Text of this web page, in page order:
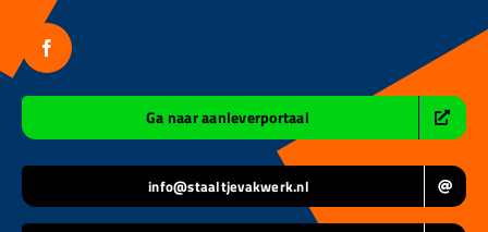
inhoud
Ga naar aanleverportaal
info@staaltjevakwerk.nl